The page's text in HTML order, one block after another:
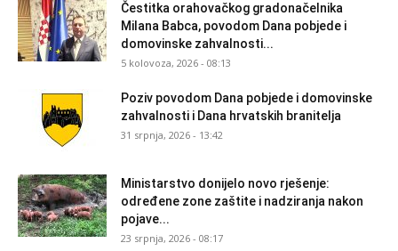
Čestitka orahovačkog gradonačelnika
Milana Babca, povodom Dana pobjede i
domovinske zahvalnosti...
5 kolovoza, 2026 - 08:13
Poziv povodom Dana pobjede i domovinske
zahvalnosti i Dana hrvatskih branitelja
31 srpnja, 2026 - 13:42
Ministarstvo donijelo novo rješenje:
određene zone zaštite i nadziranja nakon
pojave...
23 srpnja, 2026 - 08:17